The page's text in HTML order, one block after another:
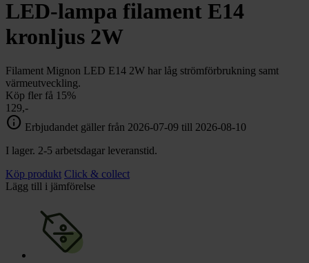
Toalett
Grill & Fritid chevron_right
Lacanche
LED-lampa filament E14
kronljus 2W
Filament Mignon LED E14 2W har låg strömförbrukning samt
värmeutveckling.
Köp fler få 15%
129,-
info Erbjudandet gäller från 2026-07-09 till 2026-08-10
I lager. 2-5 arbetsdagar leveranstid.
Köp produkt Click & collect
Lägg till i jämförelse